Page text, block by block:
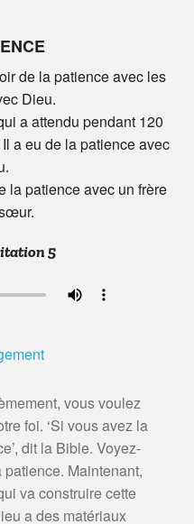
de la patience avec les
Dieu.
a attendu pendant 120
a eu de la patience avec
la patience avec un frère
5
vous voulez
foi. ‘Si vous avez la
dit la Bible. Voyez-
patience. Maintenant,
va construire cette
a des matériaux